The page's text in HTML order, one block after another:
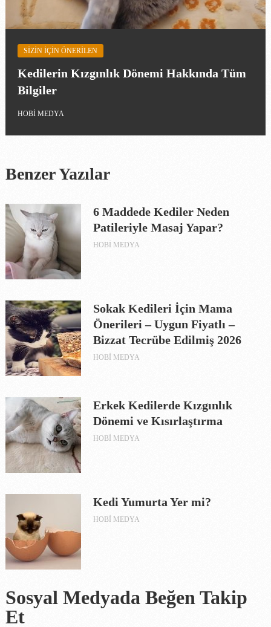
SIZIN IÇIN ÖNERILEN
Kedilerin Kızgınlık Dönemi Hakkında Tüm
Bilgiler
HOBI MEDYA
Benzer Yazılar
6 Maddede Kediler Neden
Patileriyle Masaj Yapar?
HOBI MEDYA
Sokak Kedileri İçin Mama
Önerileri – Uygun Fiyatlı –
Bizzat Tecrübe Edilmiş 2026
HOBI MEDYA
Erkek Kedilerde Kızgınlık
Dönemi ve Kısırlaştırma
HOBI MEDYA
Kedi Yumurta Yer mi?
HOBI MEDYA
Sosyal Medyada Beğen Takip
Et